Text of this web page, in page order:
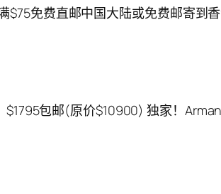
$75免费直邮中国大陆或免费邮寄到
包邮(原价$10900) 独家！